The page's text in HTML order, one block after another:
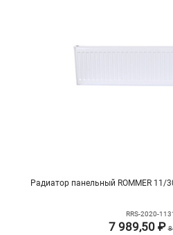
Радиатор панельный ROMMER
RRS-2020-
7 989,50 ₽8